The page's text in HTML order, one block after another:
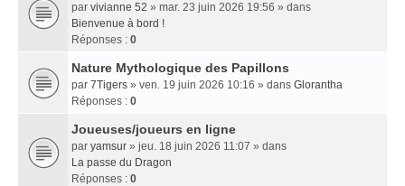
par vivianne 52 » mar. 23 juin 2026 19:56 » dans
Bienvenue à bord !
Réponses : 0
Nature Mythologique des Papillons
par 7Tigers » ven. 19 juin 2026 10:16 » dans Glorantha
Réponses : 0
Joueuses/joueurs en ligne
par yamsur » jeu. 18 juin 2026 11:07 » dans
La passe du Dragon
Réponses : 0